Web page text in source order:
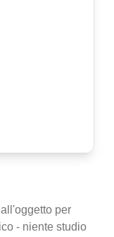
per
- niente studio